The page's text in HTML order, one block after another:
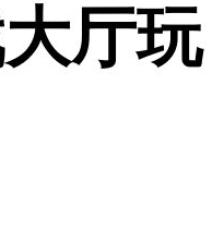
厅玩